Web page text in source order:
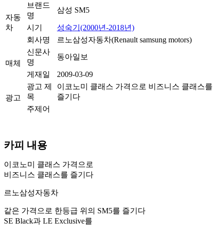
자동
차
브랜드
명
삼성 SM5
시기
성숙기(2000년-2018년)
회사명
르노삼성자동차(Renault samsung motors)
매체
신문사
명
동아일보
게재일 2009-03-09
광고
광고 제
목
이코노미 클래스 가격으로 비즈니스 클래스를
즐기다
주제어
카피 내용
이코노미 클래스 가격으로
비즈니스 클래스를 즐기다
르노삼성자동차
같은 가격으로 한등급 위의 SM5를 즐기다
SE Black과 LE Exclusive를